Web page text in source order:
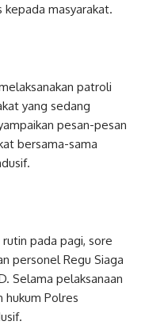
kepada masyarakat.
patroli
yang sedang
pesan-pesan
bersama-sama
pada pagi, sore
personel Regu Siaga
Selama pelaksanaan
hukum Polres